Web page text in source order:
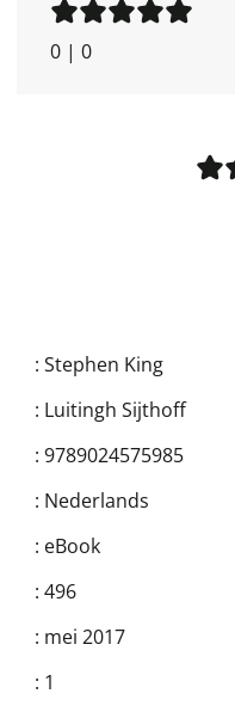
0 | 0
: Stephen King
: Luitingh Sijthoff
: 9789024575985
: Nederlands
: eBook
: 496
: mei 2017
: 1